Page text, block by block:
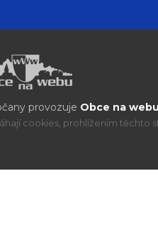
provozuje Obce na
cookies, prohlížením těchto